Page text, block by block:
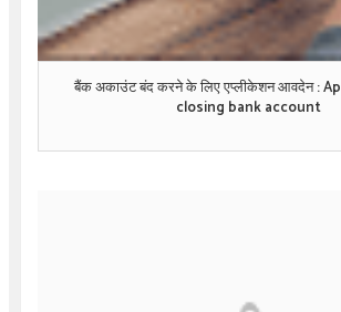
बैंक अकाउंट बंद करने के लिए एप्लीकेशन आवदेन :
closing bank account